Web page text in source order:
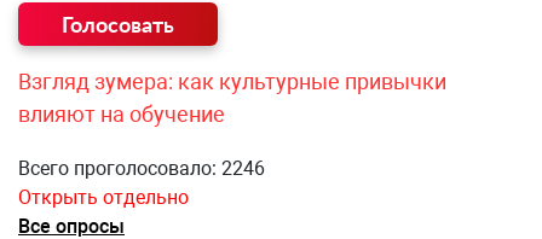
Взгляд зумера: как культурные привычки
влияют на обучение
Всего проголосовало: 2246
Открыть отдельно
Все опросы